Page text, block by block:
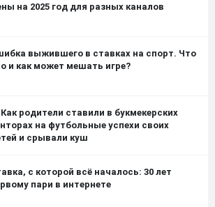
на 2025 год для разных каналов
выжившего в ставках на спорт. Что
и как может мешать игре?
Как родители ставили в букмекерских
на футбольные успехи своих
и срывали куш
с которой всё началось: 30 лет
пари в интернете